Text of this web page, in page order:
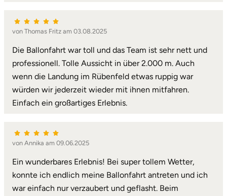
von Thomas Fritz am 03.08.2025
Die Ballonfahrt war toll und das Team ist sehr nett und
professionell. Tolle Aussicht in über 2.000 m. Auch
wenn die Landung im Rübenfeld etwas ruppig war
würden wir jederzeit wieder mit ihnen mitfahren.
Einfach ein großartiges Erlebnis.
von Annika am 09.06.2025
Ein wunderbares Erlebnis! Bei super tollem Wetter,
konnte ich endlich meine Ballonfahrt antreten und ich
war einfach nur verzaubert und geflasht. Beim
Landshut
Langenselbold
Leipzig
Leutkirch
Lübeck